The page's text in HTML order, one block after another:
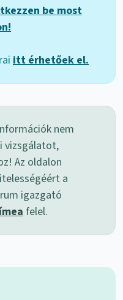
be most
itt érhetőek el.
nem
vizsgálatot,
Az oldalon
a
igazgató
felel.